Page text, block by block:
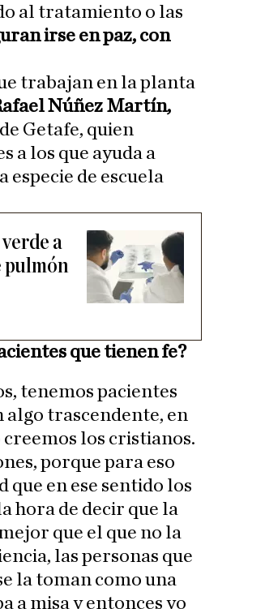
al tratamiento o las
irse en paz, con
trabajan en la planta
Núñez Martín,
Getafe, quien
a los que ayuda a
especie de escuela
a
pulmón
que tienen fe?
tenemos pacientes
algo trascendente, en
los cristianos.
porque para eso
que en ese sentido los
hora de decir que la
que el que no la
las personas que
la toman como una
a misa y entonces yo